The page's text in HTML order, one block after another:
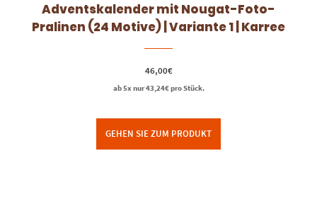
Adventskalender mit Nougat-Foto-
Pralinen (24 Motive) | Variante 1 | Karree
46,00€
ab 5x nur43,24€pro Stück.
GEHEN SIE ZUM PRODUKT